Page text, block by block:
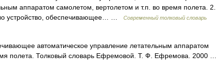
аппаратом самолетом, вертолетом и т.п. во время полета. 2.
устройство, обеспечивающее… …
Современный толковый словарь
автоматическое управление летательным аппаратом
полета. Толковый словарь Ефремовой. Т. Ф. Ефремова. 2000 …